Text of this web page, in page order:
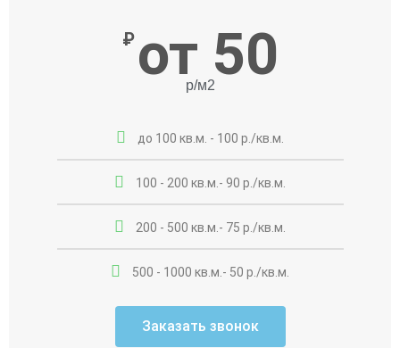
₽ от 50
р/м2
до 100 кв.м. - 100 р./кв.м.
100 - 200 кв.м.- 90 р./кв.м.
200 - 500 кв.м.- 75 р./кв.м.
500 - 1000 кв.м.- 50 р./кв.м.
Заказать звонок